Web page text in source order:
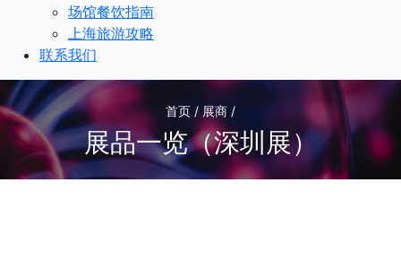
场馆餐饮指南
上海旅游攻略
联系我们
首页 / 展商 /
展品一览（深圳展）